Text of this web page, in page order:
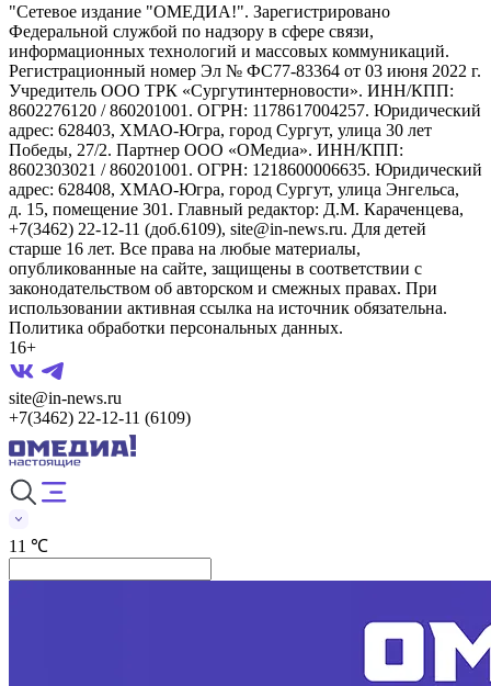
"Сетевое издание "ОМЕДИА!". Зарегистрировано
Федеральной службой по надзору в сфере связи,
информационных технологий и массовых коммуникаций.
Регистрационный номер Эл № ФС77-83364 от 03 июня 2022 г.
Учредитель ООО ТРК «Сургутинтерновости». ИНН/КПП:
8602276120 / 860201001. ОГРН: 1178617004257. Юридический
адрес: 628403, ХМАО-Югра, город Сургут, улица 30 лет
Победы, 27/2. Партнер ООО «ОМедиа». ИНН/КПП:
8602303021 / 860201001. ОГРН: 1218600006635. Юридический
адрес: 628408, ХМАО-Югра, город Сургут, улица Энгельса,
д. 15, помещение 301. Главный редактор: Д.М. Караченцева,
+7(3462) 22-12-11 (доб.6109), site@in-news.ru. Для детей
старше 16 лет. Все права на любые материалы,
опубликованные на сайте, защищены в соответствии с
законодательством об авторском и смежных правах. При
использовании активная ссылка на источник обязательна.
Политика обработки персональных данных.
16+
site@in-news.ru
+7(3462) 22-12-11 (6109)
11 ℃